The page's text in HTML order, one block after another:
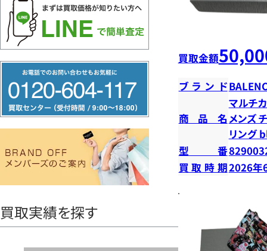
リ
ー
ヤ
買取実績を探す
買取金額
ブランド
商品名
マルチ
メンズ
リング
型番
買取時期2026年